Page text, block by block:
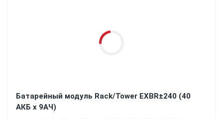
Батарейный модуль Rack/Tower EXBR±240 (40
АКБ х 9АЧ)